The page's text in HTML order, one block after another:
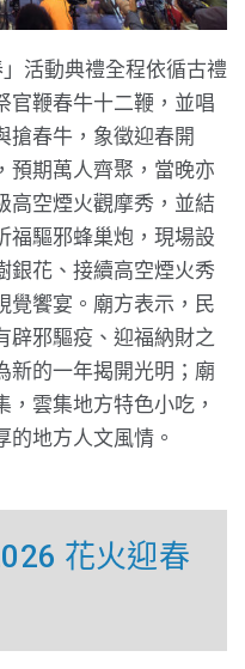
活動典禮全程依循古禮
官鞭春牛十二鞭，並唱
搶春牛，象徵迎春開
預期萬人齊聚，當晚亦
高空煙火觀摩秀，並結
福驅邪蜂巢炮，現場設
銀花、接續高空煙火秀
覺饗宴。廟方表示，民
辟邪驅疫、迎福納財之
新的一年揭開光明；廟
雲集地方特色小吃，
的地方人文風情。
花火迎春